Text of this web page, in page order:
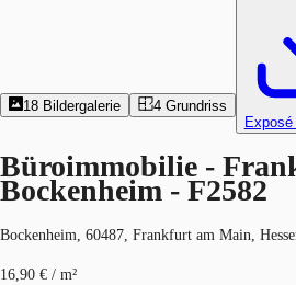
18 Bildergalerie 4 Grundriss
Büroimmobilie -
Bockenheim - F2582
Bockenheim, 60487, Frankfurt am Main,
16,90 € / m²